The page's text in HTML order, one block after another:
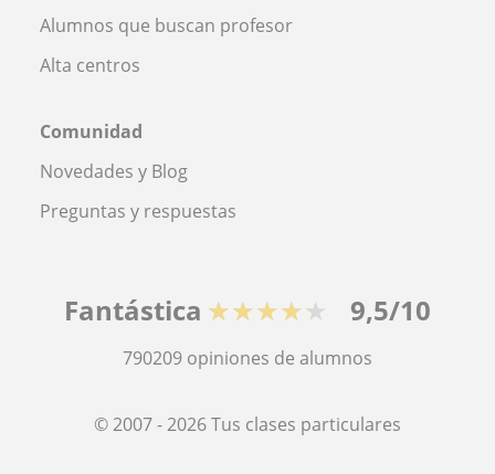
Alumnos que buscan profesor
Alta centros
Comunidad
Novedades y Blog
Preguntas y respuestas
Fantástica ★★★★★ 9,5/10
790209 opiniones de alumnos
© 2007 - 2026 Tus clases particulares